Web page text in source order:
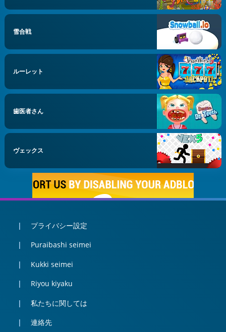
雪合戦
ルーレット
歯医者さん
ヴェックス
プライバシー設定
Puraibashi seimei
Kukki seimei
Riyou kiyaku
私たちに関しては
連絡先